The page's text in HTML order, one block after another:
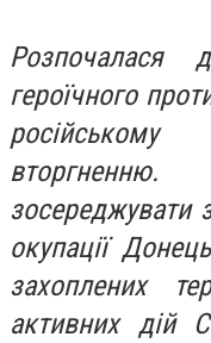
Розпочалася
героїчного
зосереджувати
окупації
захоплених
активних дій